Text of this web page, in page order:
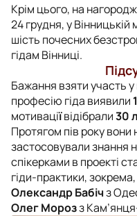
Крім цього, на
24 грудня, у Вінницькій
шість почесних
гідам Вінниці.
Бажання взяти участь
професію гіда виявили
мотиваціївідібрали30
Протягом пів року вони
застосовували знання
спікерками в проекті
гіди-практики, зокрема,
Олександр Бабічз
Олег Морозз